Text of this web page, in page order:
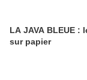
LA JAVA BLEUE :
sur papier